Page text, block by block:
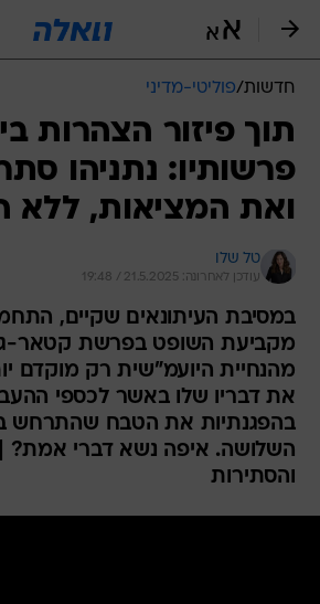
חדשות/פוליטי-מדיני
תוך פיזור הצהרות
פרשותיו: נתניהו
ואת המציאות, ללא
טל שלו
עודכן לאחרונה: 21.5.2025 / 19:48
במסיבת העיתונאים שקיים,
מקביעת השופט בפרשת קטאר-
מהנחיית היועמ"שית רק מוקדם
את דבריו שלו באשר לכספי
בהפגנתיות את הטבח שהתרחש
השלושה. איפה נשא דברי אמת?
והסתירות